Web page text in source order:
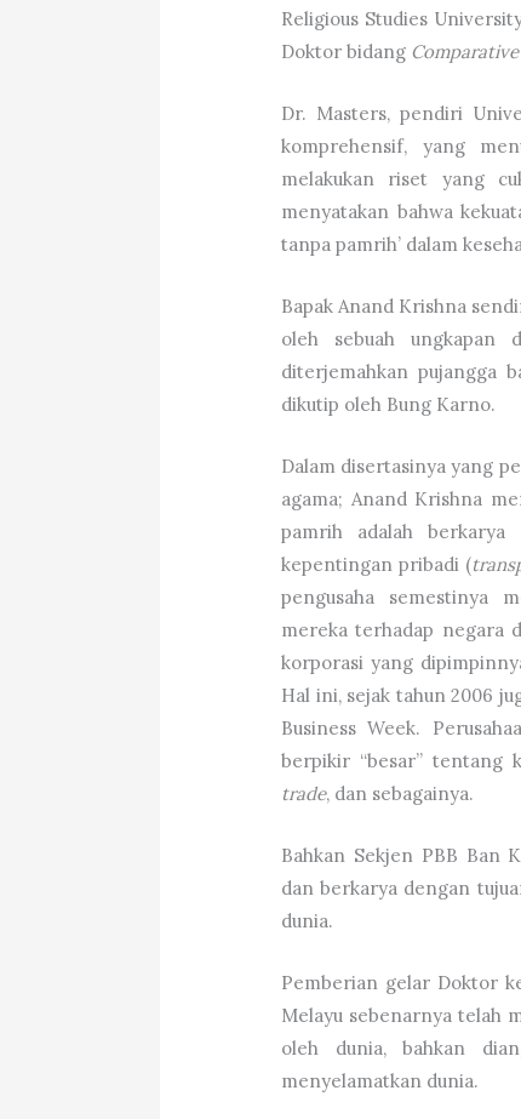
Religious Studies
Doktor bidang
Dr. Masters, pendiri
komprehensif, yang
melakukan riset yang
menyatakan bahwa
tanpa pamrih’ dalam
Bapak Anand Krishna
oleh sebuah ungkapan
diterjemahkan pujangga
dikutip oleh Bung Karno.
Dalam disertasinya yang
agama; Anand Krishna
pamrih adalah
kepentingan pribadi (
pengusaha semestinya
mereka terhadap negara
korporasi yang
Hal ini, sejak tahun 2006
Business Week.
berpikir “besar” tentang
trade, dan sebagainya.
Bahkan Sekjen PBB Ban
dan berkarya dengan
dunia.
Pemberian gelar Doktor
Melayu sebenarnya telah
oleh dunia, bahkan
menyelamatkan dunia.